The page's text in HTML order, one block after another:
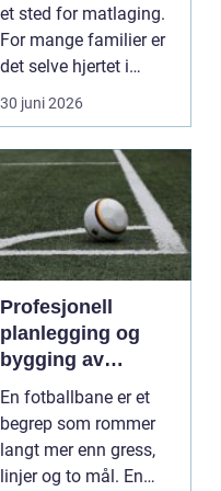
et sted for matlaging.
For mange familier er
det selve hjertet i
boligen, romm...
30 juni 2026
Profesjonell
planlegging og
bygging av
fotballbane
En fotballbane er et
begrep som rommer
langt mer enn gress,
linjer og to mål. En